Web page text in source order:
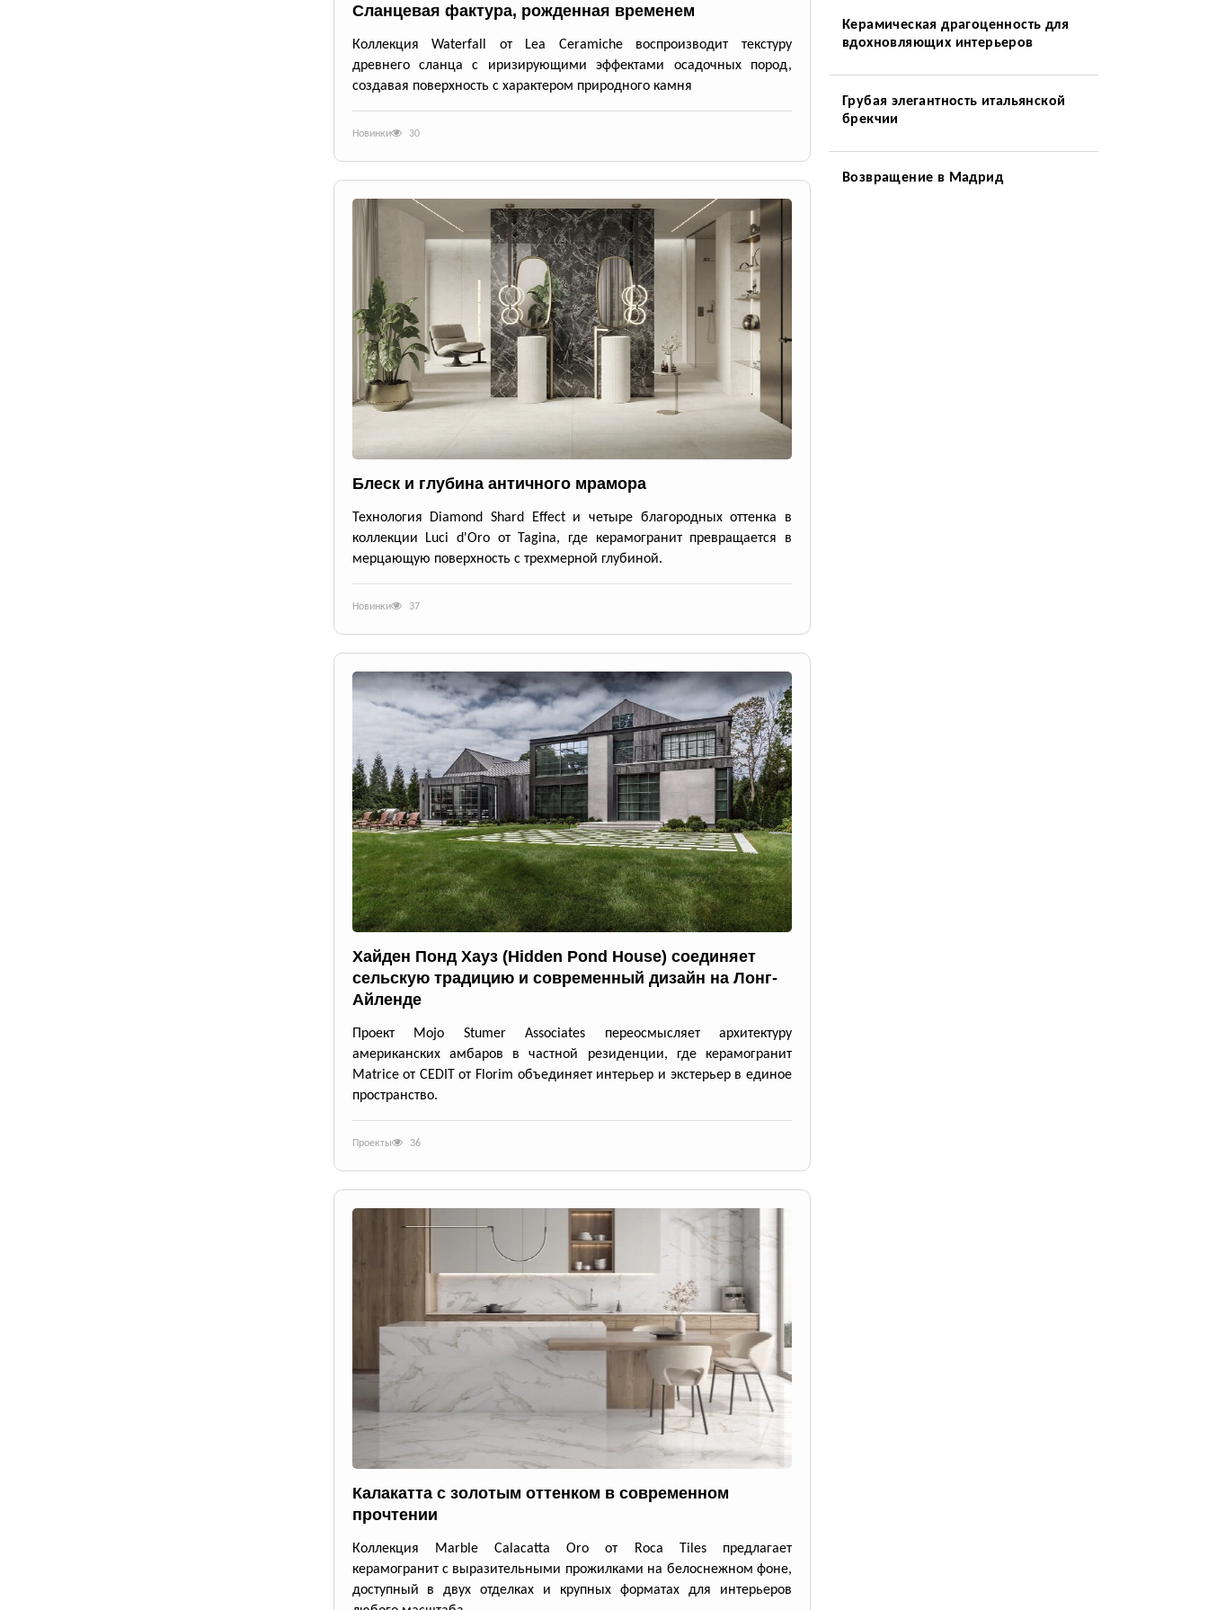
Сланцевая фактура, рожденная временем
Коллекция Waterfall от Lea Ceramiche воспроизводит текстуру
древнего сланца с иризирующими эффектами осадочных пород,
создавая поверхность с характером природного камня
Новинки 30
Блеск и глубина античного мрамора
Технология Diamond Shard Effect и четыре благородных оттенка в
коллекции Luci d'Oro от Tagina, где керамогранит превращается в
мерцающую поверхность с трехмерной глубиной.
Новинки 37
Хайден Понд Хауз (Hidden Pond House) соединяет
сельскую традицию и современный дизайн на Лонг-
Айленде
Проект Mojo Stumer Associates переосмысляет архитектуру
американских амбаров в частной резиденции, где керамогранит
Matrice от CEDIT от Florim объединяет интерьер и экстерьер в единое
пространство.
Проекты 36
Калакатта с золотым оттенком в современном
прочтении
Коллекция Marble Calacatta Oro от Roca Tiles предлагает
керамогранит с выразительными прожилками на белоснежном фоне,
доступный в двух отделках и крупных форматах для интерьеров
Керамическая драгоценность для
вдохновляющих интерьеров
Грубая элегантность итальянской
брекчии
Возвращение в Мадрид